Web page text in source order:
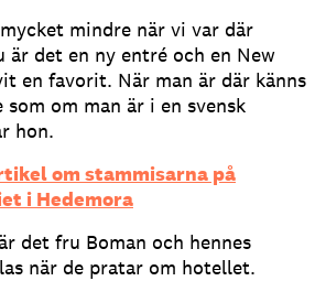
mindre när vi var där
är det en ny entré och en New
en favorit. När man är där känns
om man är i en svensk
hon.
om stammisarna på
i Hedemora
det fru Boman och hennes
när de pratar om hotellet.